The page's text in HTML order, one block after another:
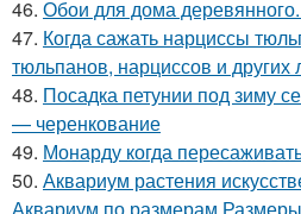
46. Обои для дома
47. Когда сажать нарциссы
тюльпанов, нарциссов и других
48. Посадка петунии под зиму
— черенкование
49. Монарду когда
50. Аквариум растения
Аквариум по размерам